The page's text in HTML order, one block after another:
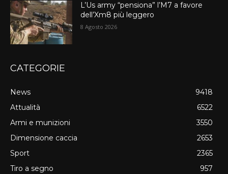
L’Us army “pensiona” l’M7 a favore
dell’Xm8 più leggero
8 Agosto 2026
CATEGORIE
News
9418
Attualità
6522
Armi e munizioni
3550
Dimensione caccia
2653
Sport
2365
Tiro a segno
957